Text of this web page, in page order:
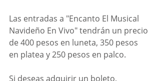
Las entradas a "Encanto El Musical
Navideño En Vivo" tendrán un precio
de 400 pesos en luneta, 350 pesos
en platea y 250 pesos en palco.
Si deseas adquirir un boleto,